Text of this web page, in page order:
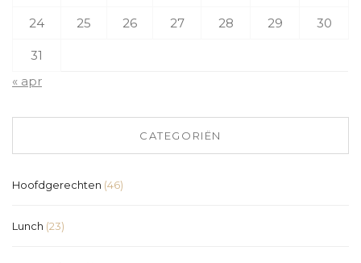
24 25 26 27 28 29 30
31
« apr
CATEGORIËN
Hoofdgerechten (46)
Lunch (23)